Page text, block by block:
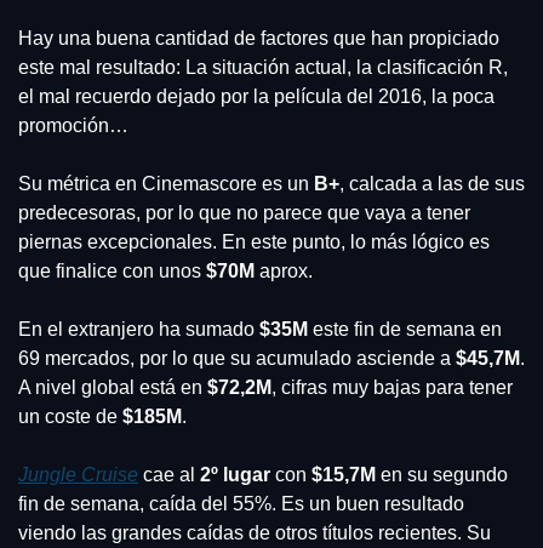
Hay una buena cantidad de factores que han propiciado
este mal resultado: La situación actual, la clasificación R,
el mal recuerdo dejado por la película del 2016, la poca
promoción…
Su métrica en Cinemascore es un B+, calcada a las de sus
predecesoras, por lo que no parece que vaya a tener
piernas excepcionales. En este punto, lo más lógico es
que finalice con unos $70M aprox.
En el extranjero ha sumado $35M este fin de semana en
69 mercados, por lo que su acumulado asciende a $45,7M.
A nivel global está en $72,2M, cifras muy bajas para tener
un coste de $185M.
Jungle Cruise cae al 2º lugar con $15,7M en su segundo
fin de semana, caída del 55%. Es un buen resultado
viendo las grandes caídas de otros títulos recientes. Su